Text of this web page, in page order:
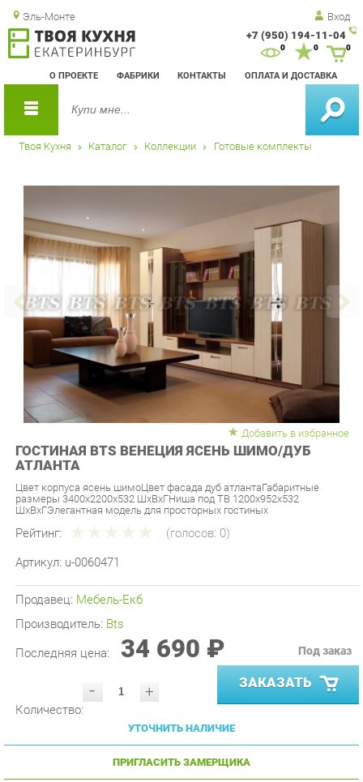
Эль-Монте Вход
+7 (950) 194-11-04
О ПРОЕКТЕ ФАБРИКИ КОНТАКТЫ ОПЛАТА И ДОСТАВКА
0 0
Твоя Кухня Каталог Коллекции Готовые комплекты
Добавить в избранное
ГОСТИНАЯ BTS ВЕНЕЦИЯ ЯСЕНЬ ШИМО/ДУБ
АТЛАНТА
Цвет корпуса ясень шимоЦвет фасада дуб атлантаГабаритные
ШхВхГЭлегантная модель для просторных гостиных
Рейтинг: (голосов:0)
Артикул: u-0060471
Производитель:Bts
Последняя цена: 34 690 ₽
- ЗАКАЗАТЬ
УТОЧНИТЬ НАЛИЧИЕ
ПРИГЛАСИТЬ ЗАМЕРЩИКА
ГАРАНТИЯ ЛУЧШЕЙ ЦЕНЫ